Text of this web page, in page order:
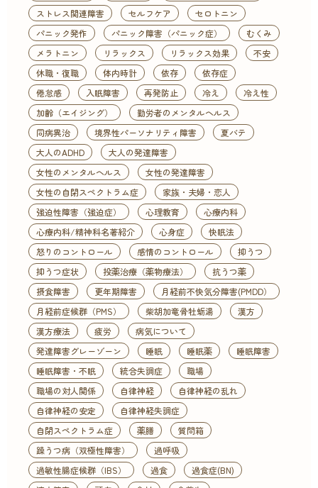
ストレス関連障害
セルフケア
セロトニン
パニック発作
パニック障害（パニック症）
むくみ
メラトニン
リラックス リラックス効果
不安
休職・復職
体内時計 依存
依存症
倦怠感
入眠障害 再発防止 冷え
冷え性
加齢（エイジング）
勤労者のメンタルヘルス
同病異治
境界性パーソナリティ障害
夏バテ
大人のADHD
大人の発達障害
女性のメンタルヘルス
女性の発達障害
女性の自閉スペクトラム症
家族・夫婦・恋人
強迫性障害（強迫症）
心理教育
心療内科
心療内科/精神科名著紹介
心身症
快眠法
怒りのコントロール
感情のコントロール
抑うつ
抑うつ症状
投薬治療（薬物療法）
抗うつ薬
摂食障害
更年期障害
月経前不快気分障害(PMDD）
月経前症候群（PMS）
柴胡加竜骨牡蛎湯
漢方
漢方療法
疲労
病気について
発達障害グレーゾーン
睡眠 睡眠薬
睡眠障害
睡眠障害・不眠
統合失調症
職場
職場の対人関係
自律神経
自律神経の乱れ
自律神経の安定
自律神経失調症
自閉スペクトラム症
薬膳
質問箱
躁うつ病（双極性障害）
過呼吸
過敏性腸症候群（IBS）
過食
過食症(BN)